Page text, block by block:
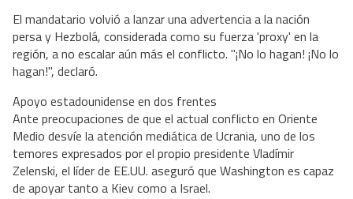
El mandatario volvió a lanzar una advertencia a la nación
persa y Hezbolá, considerada como su fuerza 'proxy' en la
región, a no escalar aún más el conflicto. "¡No lo hagan! ¡No lo
hagan!", declaró.
Apoyo estadounidense en dos frentes
Ante preocupaciones de que el actual conflicto en Oriente
Medio desvíe la atención mediática de Ucrania, uno de los
temores expresados por el propio presidente Vladímir
Zelenski, el líder de EE.UU. aseguró que Washington es capaz
de apoyar tanto a Kiev como a Israel.